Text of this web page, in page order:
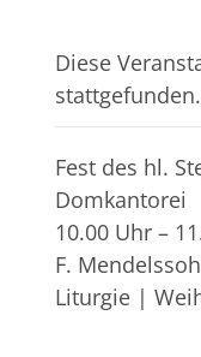
Diese
stattgefunden.
Fest des hl.
Domkantorei
10.00 Uhr –
F.
Liturgie |